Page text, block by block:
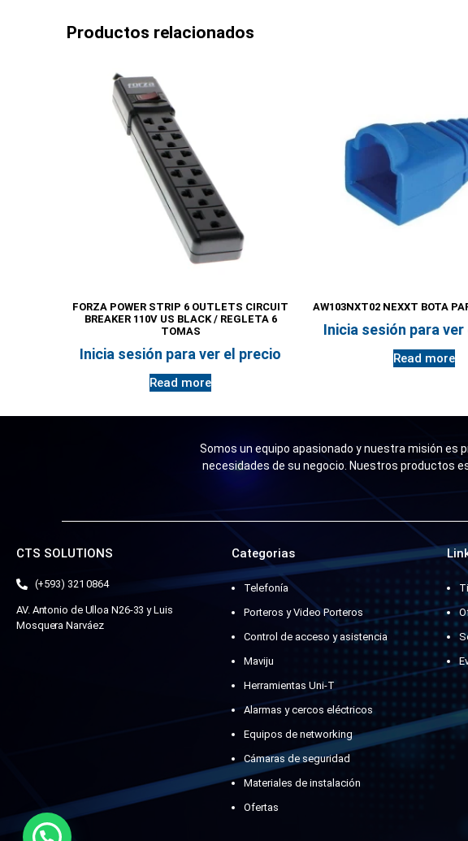
Productos relacionados
FORZA POWER STRIP 6 OUTLETS CIRCUIT
BREAKER 110V US BLACK / REGLETA 6
TOMAS
Inicia sesión para ver el precio
Read more
AW103NXT02 NEXXT BOTA
Inicia sesión para
Read more
Somos un equipo apasionado y nuestra misión
necesidades de su negocio. Nuestros productos
CTS SOLUTIONS
(+593) 321 0864
AV. Antonio de Ulloa N26-33 y Luis
Mosquera Narváez
Categorias
Telefonía
Porteros y Video Porteros
Control de acceso y asistencia
Maviju
Herramientas Uni-T
Alarmas y cercos eléctricos
Equipos de networking
Cámaras de seguridad
Materiales de instalación
Ofertas